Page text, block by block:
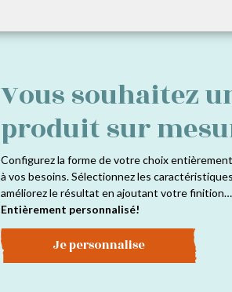
Vous souhaitez
produit sur
Configurez la forme de votre choix
à vos besoins. Sélectionnez les
améliorez le résultat en ajoutant votre finition…
Entièrement personnalisé!
Je personnalise